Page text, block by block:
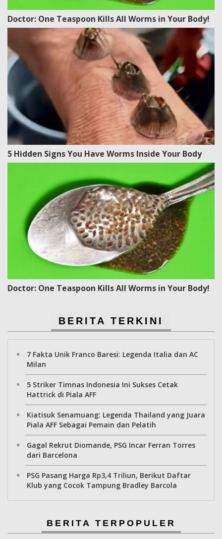
Doctor: One Teaspoon Kills All Worms in Your Body!
5 Hidden Signs You Have Worms Inside Your Body
Doctor: One Teaspoon Kills All Worms in Your Body!
BERITA TERKINI
7 Fakta Unik Franco Baresi: Legenda Italia dan AC
Milan
5 Striker Timnas Indonesia Ini Sukses Cetak
Hattrick di Piala AFF
Kiatisuk Senamuang: Legenda Thailand yang Juara
Piala AFF Sebagai Pemain dan Pelatih
Gagal Rekrut Diomande, PSG Incar Ferran Torres
dari Barcelona
PSG Pasang Harga Rp3,4 Triliun, Berikut Daftar
Klub yang Cocok Tampung Bradley Barcola
BERITA TERPOPULER